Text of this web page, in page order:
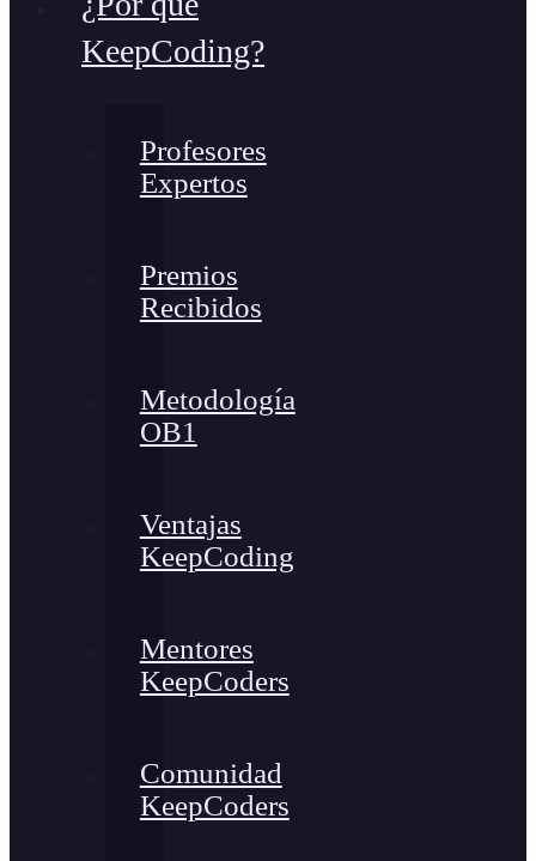
KeepCoding?
Profesores
Expertos
Premios
Recibidos
Metodología
OB1
Ventajas
KeepCoding
Mentores
KeepCoders
Comunidad
KeepCoders